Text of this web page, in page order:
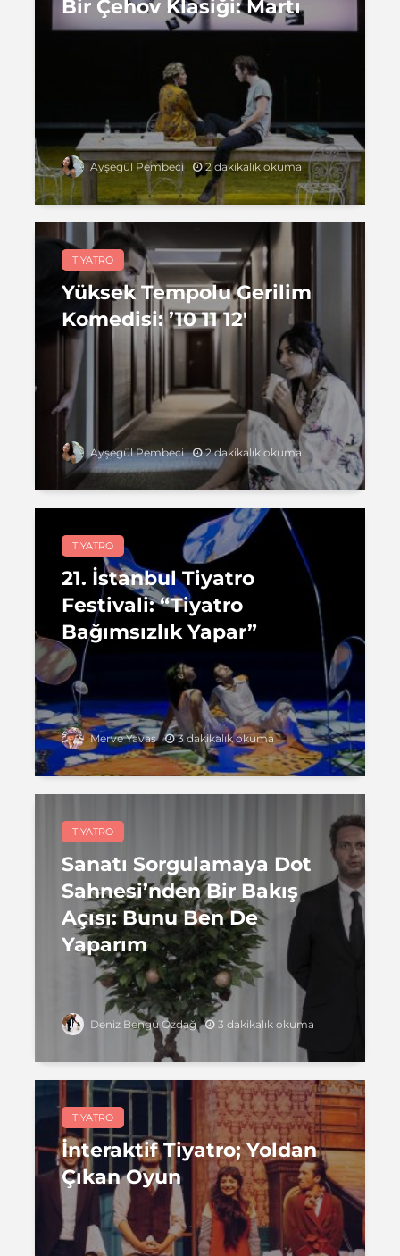
Bir Çehov Klasiği: Martı
Ayşegül Pembeci 2 dakikalık okuma
TIYATRO
Yüksek Tempolu Gerilim
Komedisi: ’10 11 12′
Ayşegül Pembeci 2 dakikalık okuma
TIYATRO
21. İstanbul Tiyatro
Festivali: “Tiyatro
Bağımsızlık Yapar”
Merve Yavas 3 dakikalık okuma
TIYATRO
Sanatı Sorgulamaya Dot
Sahnesi’nden Bir Bakış
Açısı: Bunu Ben De
Yaparım
Deniz Bengü Özdağ 3 dakikalık okuma
TIYATRO
İnteraktif Tiyatro; Yoldan
Çıkan Oyun